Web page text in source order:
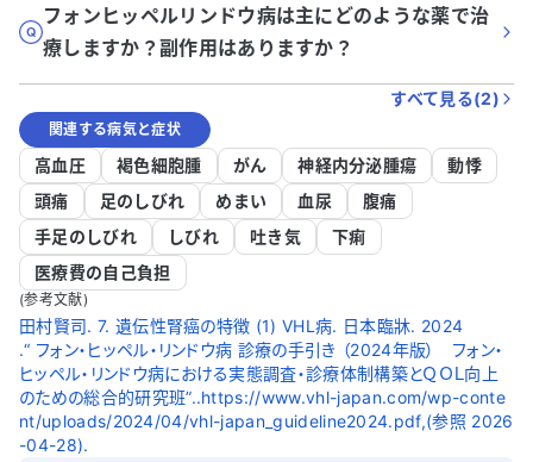
フォンヒッペルリンドウ病は主にどのような薬で治
療しますか？副作用はありますか？
すべて見る(2)
関連する病気と症状
高血圧 褐色細胞腫 がん 神経内分泌腫瘍
動悸
頭痛
足のしびれ めまい 血尿
腹痛
手足のしびれ
しびれ 吐き気
下痢
医療費の自己負担
(参考文献)
田村賢司. 7. 遺伝性腎癌の特徴 (1) VHL病. 日本臨牀. 2024
.“ フォン・ヒッペル・リンドウ病 診療の手引き （2024年版） フォン・
ヒッペル・リンドウ病における実態調査・診療体制構築とＱＯＬ向上
のための総合的研究班”..https://www.vhl-japan.com/wp-conte
nt/uploads/2024/04/vhl-japan_guideline2024.pdf,(参照 2026
-04-28).